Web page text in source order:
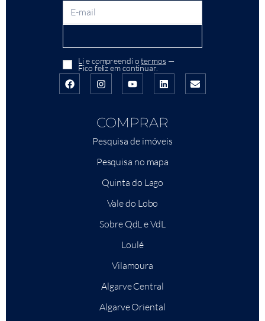
Li e compreendi otermos—
Fico feliz em continuar.
COMPRAR
Pesquisa de imóveis
Pesquisa no mapa
Quinta do Lago
Vale do Lobo
Sobre QdL e VdL
Loulé
Vilamoura
Algarve Central
Algarve Oriental